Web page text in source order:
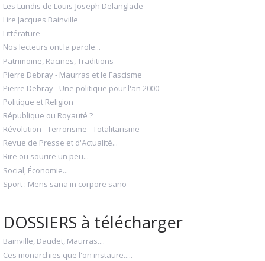
Les Lundis de Louis-Joseph Delanglade
Lire Jacques Bainville
Littérature
Nos lecteurs ont la parole...
Patrimoine, Racines, Traditions
Pierre Debray - Maurras et le Fascisme
Pierre Debray - Une politique pour l'an 2000
Politique et Religion
République ou Royauté ?
Révolution - Terrorisme - Totalitarisme
Revue de Presse et d'Actualité...
Rire ou sourire un peu...
Social, Économie...
Sport : Mens sana in corpore sano
DOSSIERS à télécharger
Bainville, Daudet, Maurras....
Ces monarchies que l'on instaure.....